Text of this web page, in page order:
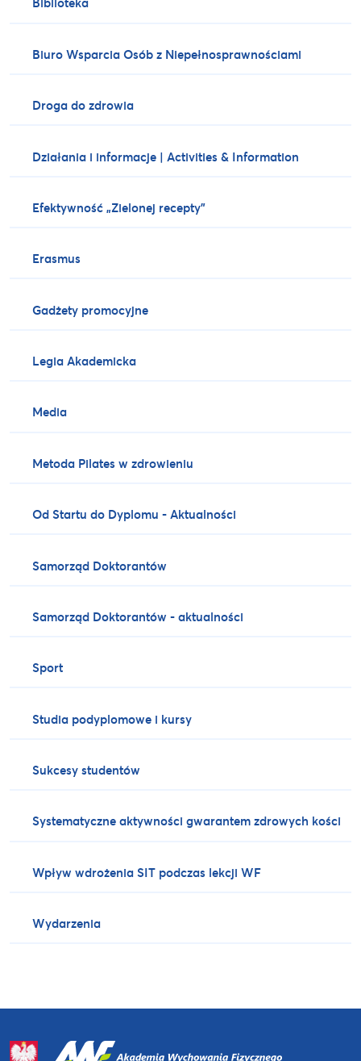
Biuro Wsparcia Osób z Niepełnosprawnościami
Droga do zdrowia
Działania i informacje | Activities & Information
Efektywność „Zielonej recepty”
Erasmus
Gadżety promocyjne
Legia Akademicka
Media
Metoda Pilates w zdrowieniu
Od Startu do Dyplomu - Aktualności
Samorząd Doktorantów
Samorząd Doktorantów - aktualności
Sport
Studia podyplomowe i kursy
Sukcesy studentów
Systematyczne aktywności gwarantem zdrowych kości
Wpływ wdrożenia SIT podczas lekcji WF
Wydarzenia